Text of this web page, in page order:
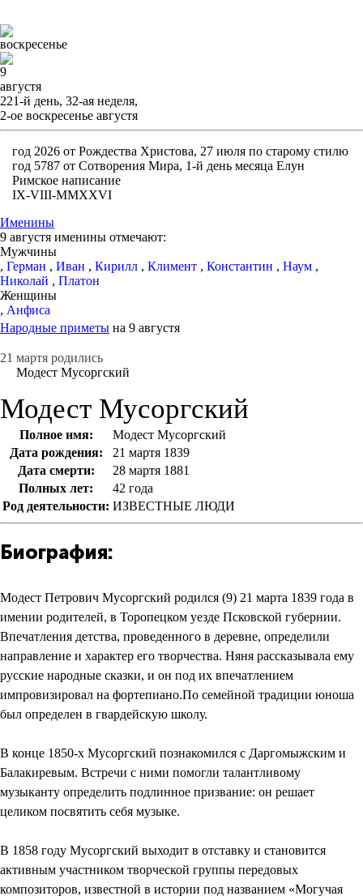
воскресенье
9
августя
221-й день, 32-ая неделя,
2-ое воскресенье августя
год 2026 от Рождества Христова, 27 июля по старому стилю
год 5787 от Сотворения Мира, 1-й день месяца Елун
Римское написание
IX-VIII-MMXXVI
Именины
9 августя именины отмечают:
Мужчины
, Герман , Иван , Кирилл , Климент , Константин , Наум ,
Николай , Платон
Женщины
, Анфиса
Народные приметы на 9 августя
21 мартя родились
Модест Мусоргский
Модест Мусоргский
Полное имя:
Модест Мусоргский
Дата рождения:
21 мартя 1839
Дата смерти:
28 мартя 1881
Полных лет:
42 года
Род деятельности: ИЗВЕСТНЫЕ ЛЮДИ
Биография:
Модест Петрович Мусоргский родился (9) 21 марта 1839 года в
имении родителей, в Торопецком уезде Псковской губернии.
Впечатления детства, проведенного в деревне, определили
направление и характер его творчества. Няня рассказывала ему
русские народные сказки, и он под их впечатлением
импровизировал на фортепиано.По семейной традиции юноша
был определен в гвардейскую школу.
В конце 1850-х Мусоргский познакомился с Даргомыжским и
Балакиревым. Встречи с ними помогли талантливому
музыканту определить подлинное призвание: он решает
целиком посвятить себя музыке.
В 1858 году Мусоргский выходит в отставку и становится
активным участником творческой группы передовых
композиторов, известной в истории под названием «Могучая